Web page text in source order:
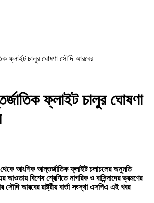
ফ্লাইট চালুর ঘোষণা সৌদি আরবের
ফ্লাইট চালুর ঘোষণা
আংশিক আন্তর্জাতিক ফ্লাইট চলাচলের অনুমতি
আওতায় বিশেষ শ্রেণিতে নাগরিক ও বাসিন্দাদের ভ্রমণের
সৌদি আরবের রাষ্ট্রীয় বার্তা সংস্থা এসপিএ এই খবর